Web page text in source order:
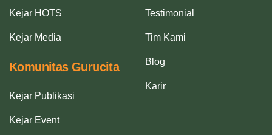
Kejar HOTS
Kejar Media
Komunitas Gurucita
Kejar Publikasi
Kejar Event
Testimonial
Tim Kami
Blog
Karir